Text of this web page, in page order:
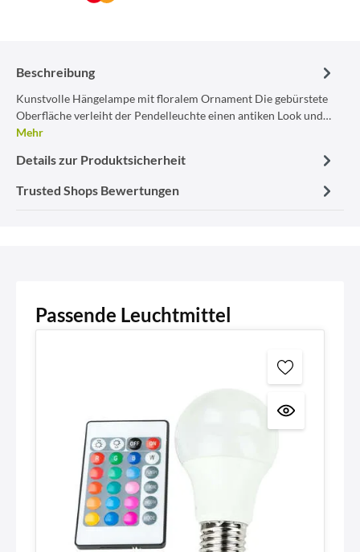
Beschreibung
Kunstvolle Hängelampe mit floralem Ornament Die gebürstete
Oberfläche verleiht der Pendelleuchte einen antiken Look und…
Mehr
Details zur Produktsicherheit
Trusted Shops Bewertungen
Passende Leuchtmittel